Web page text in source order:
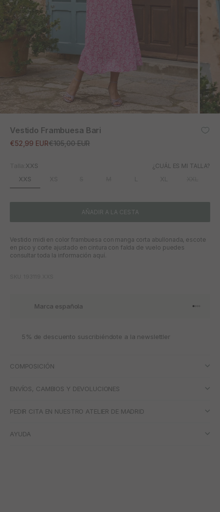
Vestido Frambuesa Bari
Precio de oferta
€52,99 EURPrecio normal
€105,00 EUR
XXS ¿CUÁL ES MI TALLA?
XXS
AÑADIR A LA CESTA
Vestido midi en color frambuesa con manga corta abullonada, escote
en pico y corte ajustado en cintura con falda de vuelo puedes
consultar toda la información aquí.
Marca española Ir al
Ir al
5% de descuento suscribiéndote a la newslettler
COMPOSICIÓN
ENVÍOS, CAMBIOS Y DEVOLUCIONES
PEDIR CITA EN NUESTRO ATELIER DE MADRID
AYUDA